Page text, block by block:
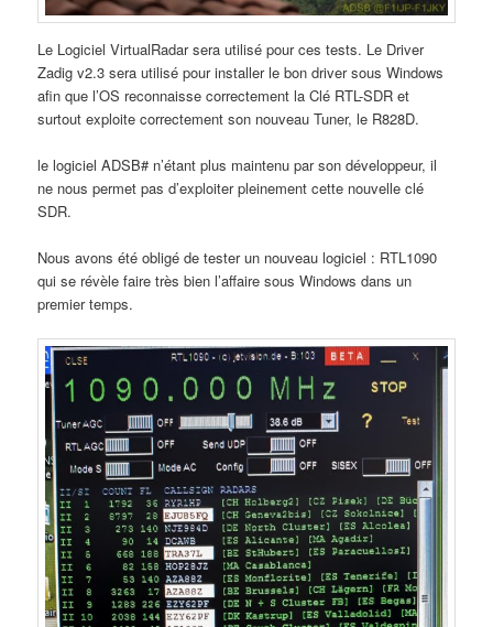
Le Logiciel VirtualRadar sera utilisé pour ces tests. Le Driver
Zadig v2.3 sera utilisé pour installer le bon driver sous Windows
afin que l’OS reconnaisse correctement la Clé RTL-SDR et
surtout exploite correctement son nouveau Tuner, le R828D.
le logiciel ADSB# n’étant plus maintenu par son développeur, il
ne nous permet pas d’exploiter pleinement cette nouvelle clé
SDR.
Nous avons été obligé de tester un nouveau logiciel : RTL1090
qui se révèle faire très bien l’affaire sous Windows dans un
premier temps.